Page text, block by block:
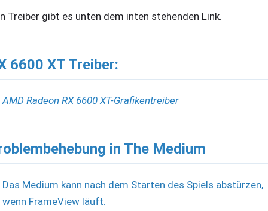
Treiber gibt es unten dem inten stehenden Link.
6600 XT Treiber:
AMD Radeon RX 6600 XT-Grafikentreiber
in The Medium
Das Medium kann nach dem Starten des Spiels abstürzen,
wenn FrameView läuft.